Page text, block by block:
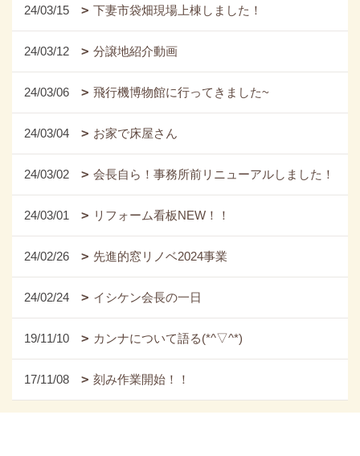
24/03/15 下妻市袋畑現場上棟しました！
24/03/12 分譲地紹介動画
24/03/06 飛行機博物館に行ってきました~
24/03/04 お家で床屋さん
24/03/02 会長自ら！事務所前リニューアルしました！
24/03/01 リフォーム看板NEW！！
24/02/26 先進的窓リノベ2024事業
24/02/24 イシケン会長の一日
19/11/10 カンナについて語る(*^▽^*)
17/11/08 刻み作業開始！！